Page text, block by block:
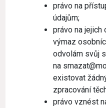
právo na
údajům;
právo na jejich
výmaz
odvolám svůj
na
existovat
zpracování
právo vznést